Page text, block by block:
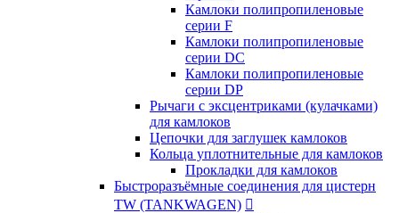
Камлоки полипропиленовые
серии F
Камлоки полипропиленовые
серии DC
Камлоки полипропиленовые
серии DP
Рычаги с эксцентриками (кулачками)
для камлоков
Цепочки для заглушек камлоков
Кольца уплотнительные для камлоков
Прокладки для камлоков
Быстроразъёмные соединения для цистерн
TW (TANKWAGEN) 